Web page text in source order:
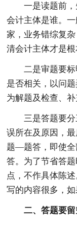
一是读题前
会计主体是谁。
家，业务错综复
清会计主体才是根
二是审题要
是否相关，以问
为解题及检查、补
三是答题要
误所在及原因，
题—题答，即使全
答。为了节省答
点，不作具体陈
写的内容很多，如
二、答题要